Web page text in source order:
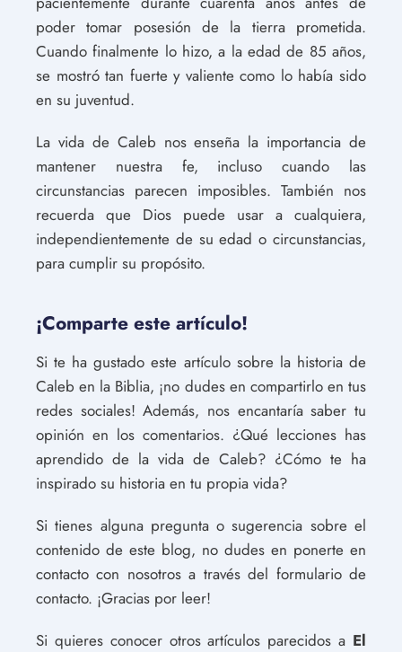
poder tomar posesión de la tierra prometida.
Cuando finalmente lo hizo, a la edad de 85 años,
se mostró tan fuerte y valiente como lo había sido
en su juventud.
La vida de Caleb nos enseña la importancia de
mantener nuestra fe, incluso cuando las
circunstancias parecen imposibles. También nos
recuerda que Dios puede usar a cualquiera,
independientemente de su edad o circunstancias,
para cumplir su propósito.
¡Comparte este artículo!
Si te ha gustado este artículo sobre la historia de
Caleb en la Biblia, ¡no dudes en compartirlo en tus
redes sociales! Además, nos encantaría saber tu
opinión en los comentarios. ¿Qué lecciones has
aprendido de la vida de Caleb? ¿Cómo te ha
inspirado su historia en tu propia vida?
Si tienes alguna pregunta o sugerencia sobre el
contenido de este blog, no dudes en ponerte en
contacto con nosotros a través del formulario de
contacto. ¡Gracias por leer!
Si quieres conocer otros artículos parecidos a El